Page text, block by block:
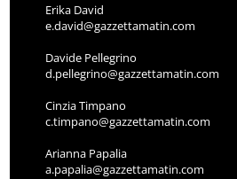
Erika David
e.david@gazzettamatin.com
Davide Pellegrino
d.pellegrino@gazzettamatin.com
Cinzia Timpano
c.timpano@gazzettamatin.com
Arianna Papalia
a.papalia@gazzettamatin.com